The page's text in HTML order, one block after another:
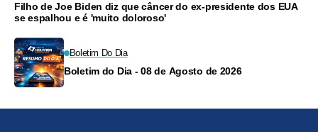
Filho de Joe Biden diz que câncer do ex-presidente dos EUA
se espalhou e é 'muito doloroso'
Boletim Do Dia
Boletim do Dia - 08 de Agosto de 2026